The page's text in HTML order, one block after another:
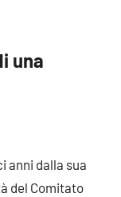
una
anni dalla sua
del Comitato